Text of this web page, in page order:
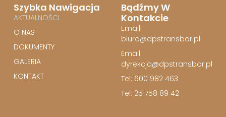
Szybka Nawigacja
AKTUALNOŚCI
O NAS
DOKUMENTY
GALERIA
KONTAKT
Bądźmy W
Kontakcie
Email:
biuro@dpstransbor.pl
Email:
dyrekcja@dpstransbor.pl
Tel: 600 982 463
Tel: 25 758 89 42